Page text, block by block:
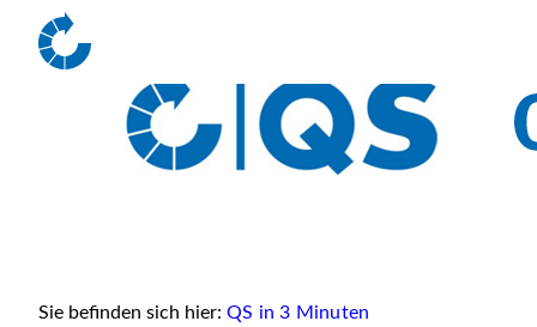
Sie befinden sich hier: QS in 3 Minuten